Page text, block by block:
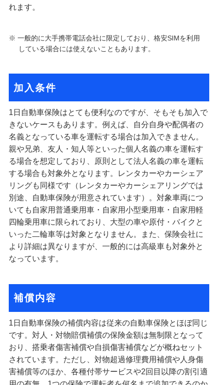
れます。
※ 一般的に大手携帯電話会社に限定しており、格安SIMを利用
している場合には使えないこともあります。
加入条件
1日自動車保険はとても便利なのですが、そもそも加入で
きないケースもあります。例えば、自分自身や配偶者の
名義となっている車を運転する場合は加入できません。
親や兄弟、友人・知人等といった個人名義の車を運転す
る場合を想定しており、原則として法人名義の車を運転
する場合も対象外となります。レンタカーやカーシェア
リングも同様です（レンタカーやカーシェアリングでは
別途、自動車保険が用意されています）。対象車両につ
いても自家用普通乗用車・自家用小型乗用車・自家用軽
四輪乗用車に限られており、大型の車や原付・バイクと
いった二輪車等は対象となりません。また、保険会社に
より詳細は異なりますが、一般的には高級車も対象外と
なっています。
補償内容
1日自動車保険の補償内容は従来の自動車保険とほぼ同じ
です。対人・対物賠償補償の保険金額は無制限となって
おり、搭乗者傷害補償や自損傷害補償などが概ねセット
されています。ただし、対物超過修理費用補償や人身傷
害補償等のほか、各種付帯サービスや2回目以降の割引適